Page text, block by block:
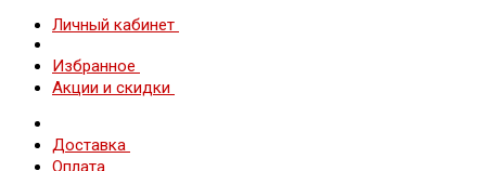
Личный кабинет
Избранное
Акции и скидки
Доставка
Оплата